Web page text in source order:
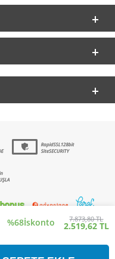
%68İskonto 7.873,80 TL
2.519,62 TL